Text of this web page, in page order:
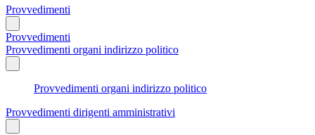
Provvedimenti
Provvedimenti
Provvedimenti organi indirizzo politico
Provvedimenti organi indirizzo politico
Provvedimenti dirigenti amministrativi